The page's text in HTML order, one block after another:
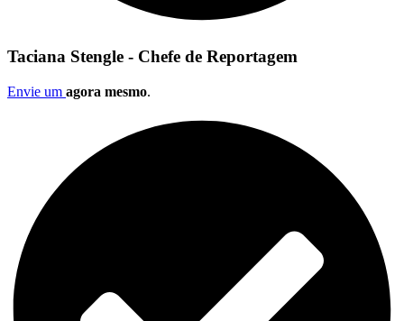
Taciana Stengle - Chefe de Reportagem
Envie um agora mesmo.